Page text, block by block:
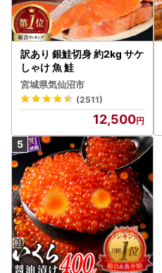
訳あり 銀鮭切身 約2kg サケ
しゃけ 魚 鮭
宮城県気仙沼市
(2511)
12,500